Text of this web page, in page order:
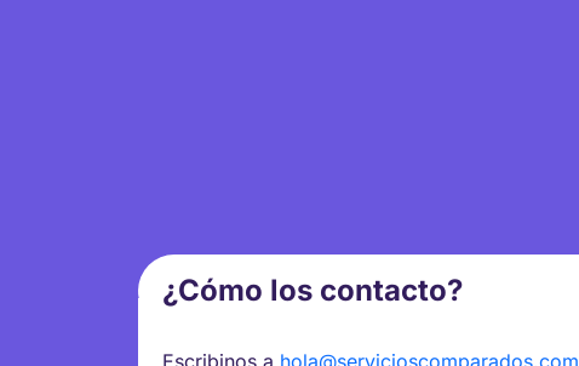
¿Cómo los contacto?
Escribinos a hola@servicioscomparados.com